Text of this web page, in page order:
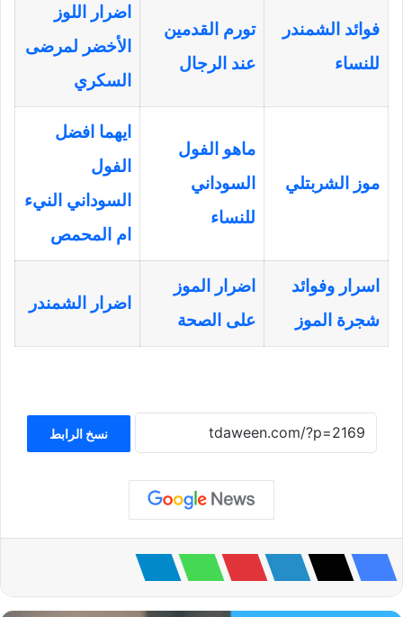
فوائد الشمندر
للنساء
تورم القدمين
عند الرجال
اضرار اللوز
الأخضر لمرضى
السكري
موز الشربتلي
ماهو الفول
السوداني
للنساء
ايهما افضل
الفول
السوداني النيء
ام المحمص
اسرار وفوائد
شجرة الموز
اضرار الموز
على الصحة
اضرار الشمندر
نسخ الرابط